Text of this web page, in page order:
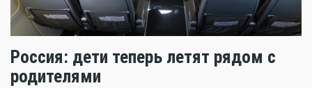
Россия: дети теперь летят рядом с
родителями